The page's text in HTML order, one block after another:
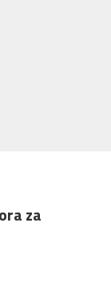
za